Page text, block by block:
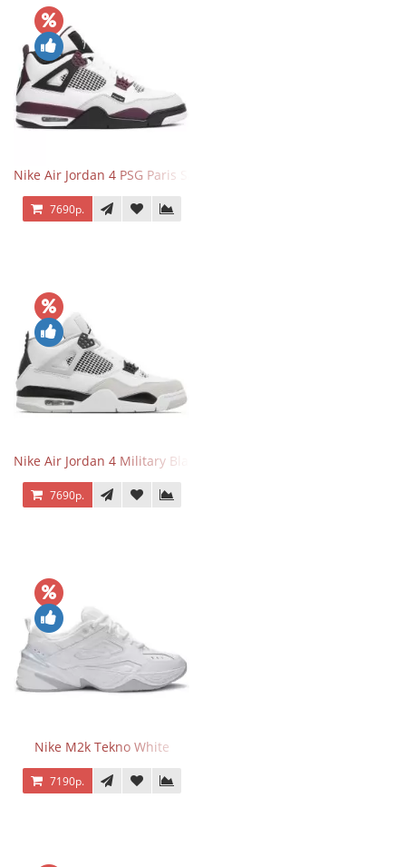
Nike Air Jordan 4 PSG Paris Saint Germain
7690р.
Nike Air Jordan 4 Military Black
7690р.
Nike M2k Tekno White
7190р.